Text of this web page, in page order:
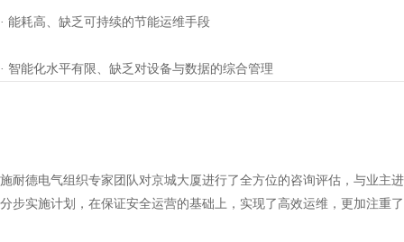
· 能耗高、缺乏可持续的节能运维手段
· 智能化水平有限、缺乏对设备与数据的综合管理
施耐德电气组织专家团队对京城大厦进行了全方位的咨询评估，与业主
分步实施计划，在保证安全运营的基础上，实现了高效运维，更加注重